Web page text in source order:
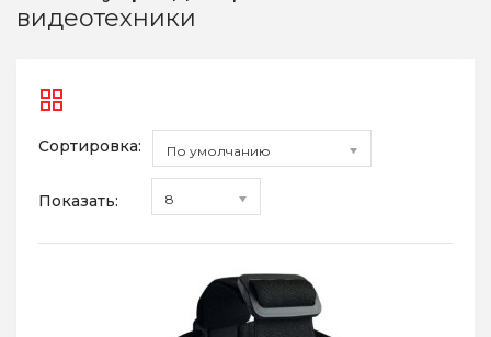
видеотехники
Сортировка: По умолчанию
Показать: 8